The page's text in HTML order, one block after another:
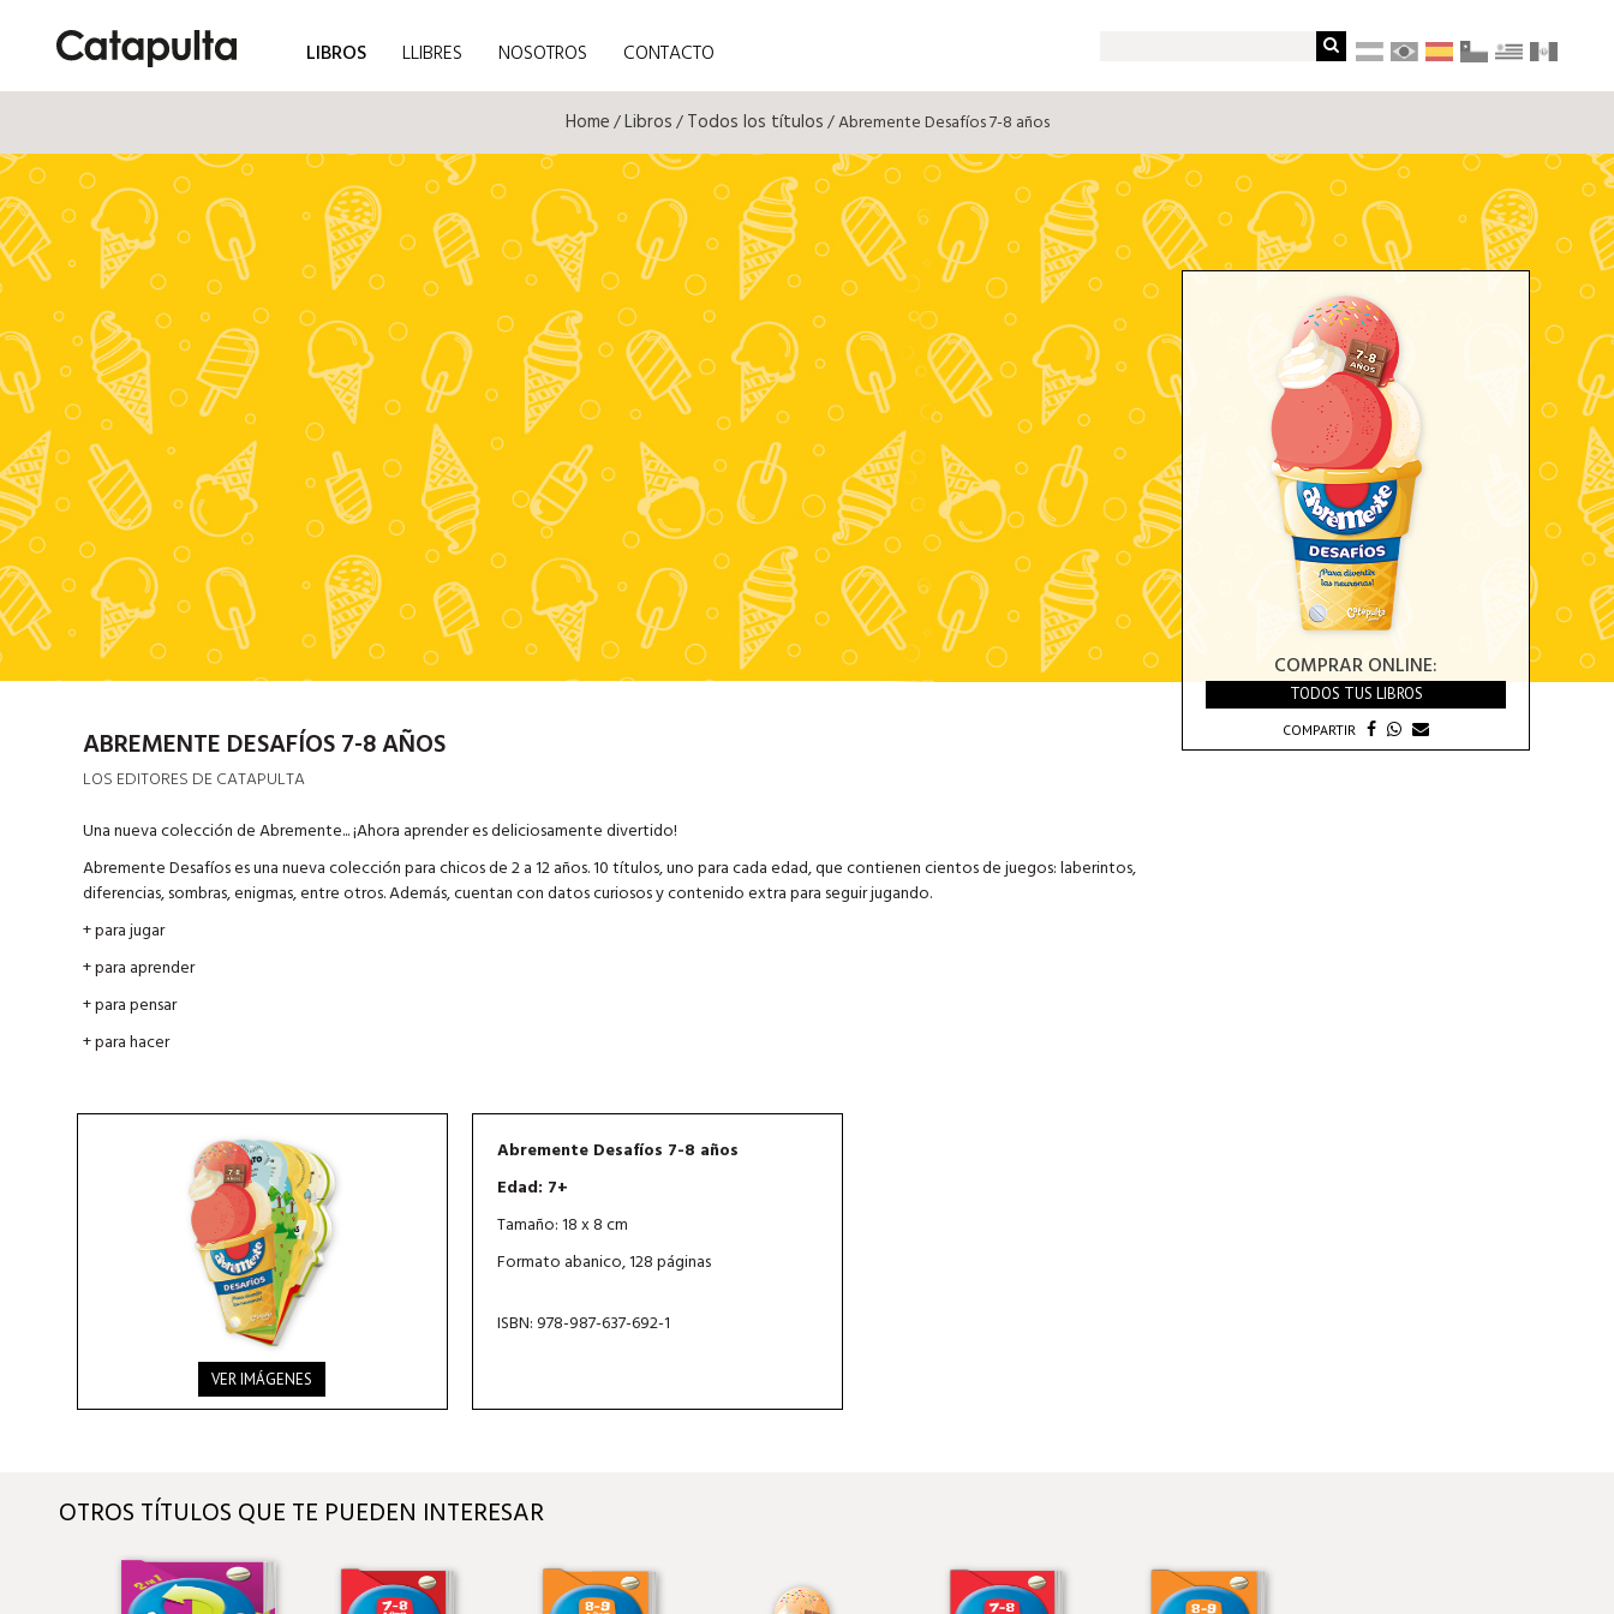
LIBROS LLIBRES NOSOTROS CONTACTO
Home/Libros/Todos los títulos/ Abremente Desafíos 7-8 años
COMPRAR ONLINE:
TODOS TUS LIBROS
COMPARTIR
ABREMENTE DESAFÍOS 7-8 AÑOS
LOS EDITORES DE CATAPULTA
Una nueva colección de Abremente... ¡Ahora aprender es deliciosamente divertido!
Abremente Desafíos es una nueva colección para chicos de 2 a 12 años. 10 títulos, uno para cada edad, que contienen cientos de juegos: laberintos,
diferencias, sombras, enigmas, entre otros. Además, cuentan con datos curiosos y contenido extra para seguir jugando.
+ para jugar
+ para aprender
+ para pensar
+ para hacer
VER IMÁGENES
Abremente Desafíos 7-8 años
Edad: 7+
Tamaño: 18 x 8 cm
Formato abanico, 128 páginas
ISBN: 978-987-637-692-1
OTROS TÍTULOS QUE TE PUEDEN INTERESAR